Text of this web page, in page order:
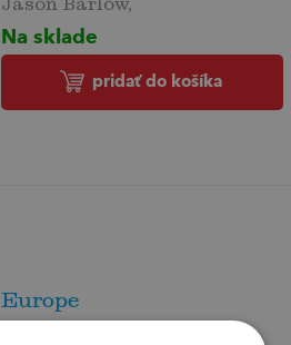
Na sklade
pridať do košíka
Europe